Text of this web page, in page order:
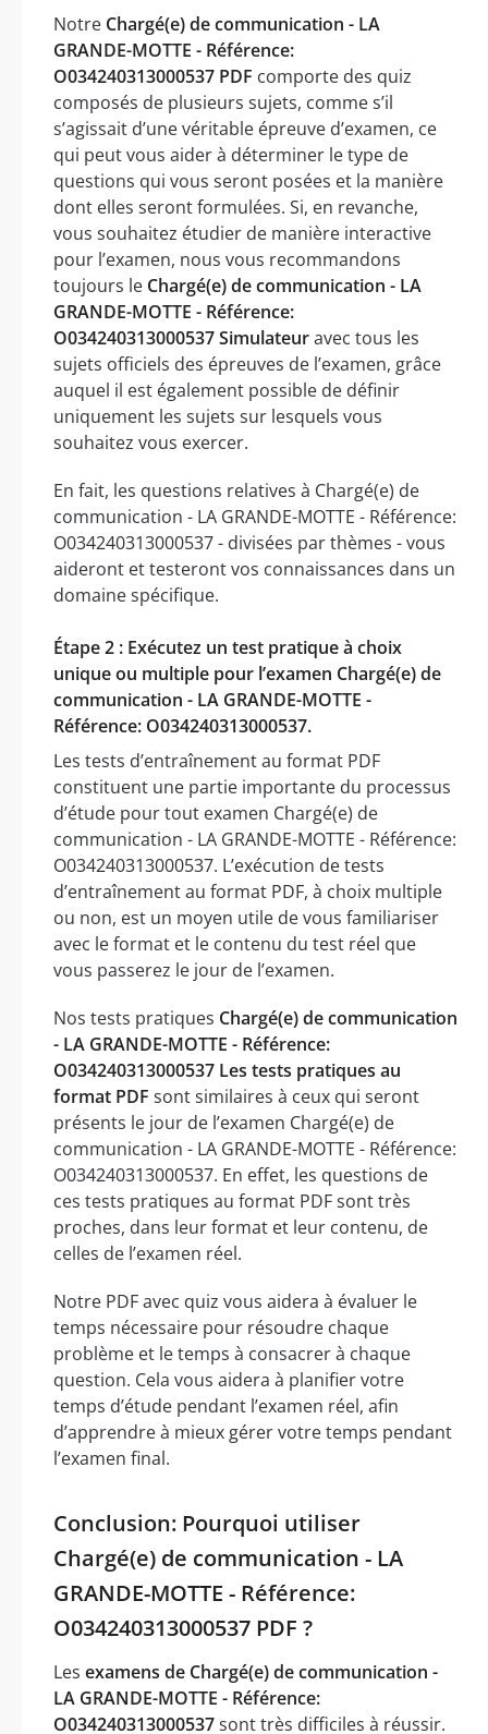
Notre Chargé(e) de communication - LA
GRANDE-MOTTE - Référence:
O034240313000537 PDF comporte des quiz
composés de plusieurs sujets, comme s’il
s’agissait d’une véritable épreuve d’examen, ce
qui peut vous aider à déterminer le type de
questions qui vous seront posées et la manière
dont elles seront formulées. Si, en revanche,
vous souhaitez étudier de manière interactive
pour l’examen, nous vous recommandons
toujours le Chargé(e) de communication - LA
GRANDE-MOTTE - Référence:
O034240313000537 Simulateuravec tous les
sujets officiels des épreuves de l’examen, grâce
auquel il est également possible de définir
uniquement les sujets sur lesquels vous
souhaitez vous exercer.
En fait, les questions relatives à Chargé(e) de
communication - LA GRANDE-MOTTE - Référence:
O034240313000537 - divisées par thèmes - vous
aideront et testeront vos connaissances dans un
domaine spécifique.
Étape 2 : Exécutez un test pratique à choix
unique ou multiple pour l’examen Chargé(e) de
communication - LA GRANDE-MOTTE -
Référence: O034240313000537.
Les tests d’entraînement au format PDF
constituent une partie importante du processus
d’étude pour tout examen Chargé(e) de
communication - LA GRANDE-MOTTE - Référence:
O034240313000537. L’exécution de tests
d’entraînement au format PDF, à choix multiple
ou non, est un moyen utile de vous familiariser
avec le format et le contenu du test réel que
vous passerez le jour de l’examen.
Nos tests pratiques Chargé(e) de communication
- LA GRANDE-MOTTE - Référence:
O034240313000537 Les tests pratiques au
format PDF sont similaires à ceux qui seront
présents le jour de l’examen Chargé(e) de
communication - LA GRANDE-MOTTE - Référence:
O034240313000537. En effet, les questions de
ces tests pratiques au format PDF sont très
proches, dans leur format et leur contenu, de
celles de l’examen réel.
Notre PDF avec quiz vous aidera à évaluer le
temps nécessaire pour résoudre chaque
problème et le temps à consacrer à chaque
question. Cela vous aidera à planifier votre
temps d’étude pendant l’examen réel, afin
d’apprendre à mieux gérer votre temps pendant
l’examen final.
Conclusion: Pourquoi utiliser
Chargé(e) de communication - LA
GRANDE-MOTTE - Référence:
O034240313000537 PDF ?
Les examens de Chargé(e) de communication -
LA GRANDE-MOTTE - Référence:
O034240313000537sont très difficiles à réussir.